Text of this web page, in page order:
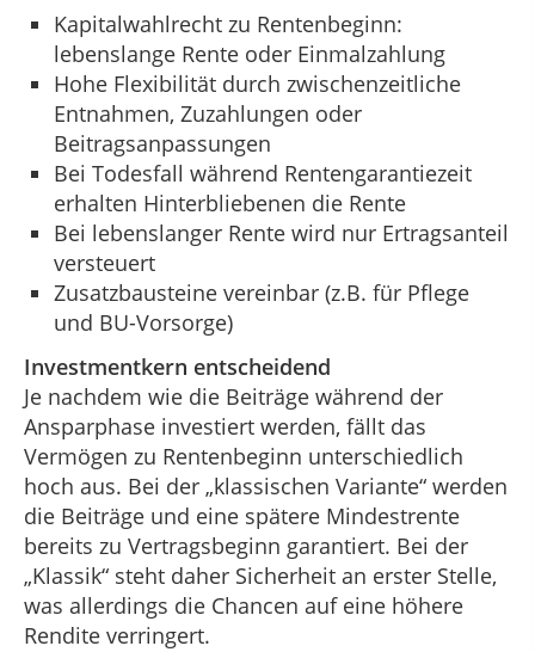
Kapitalwahlrecht zu Rentenbeginn:
lebenslange Rente oder Einmalzahlung
Hohe Flexibilität durch zwischenzeitliche
Entnahmen, Zuzahlungen oder
Beitragsanpassungen
Bei Todesfall während Rentengarantiezeit
erhalten Hinterbliebenen die Rente
Bei lebenslanger Rente wird nur Ertragsanteil
versteuert
Zusatzbausteine vereinbar (z.B. für Pflege
und BU-Vorsorge)
Investmentkern entscheidend
Je nachdem wie die Beiträge während der
Ansparphase investiert werden, fällt das
Vermögen zu Rentenbeginn unterschiedlich
hoch aus. Bei der „klassischen Variante“ werden
die Beiträge und eine spätere Mindestrente
bereits zu Vertragsbeginn garantiert. Bei der
„Klassik“ steht daher Sicherheit an erster Stelle,
was allerdings die Chancen auf eine höhere
Rendite verringert.